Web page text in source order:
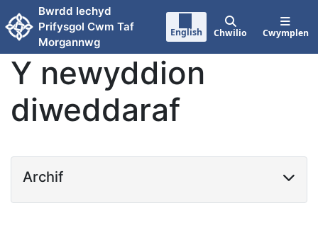
Neidio i'r prif gynnwy
Bwrdd Iechyd
Prifysgol Cwm Taf
Morgannwg
English Chwilio Cwymplen
Y newyddion
diweddaraf
Archif